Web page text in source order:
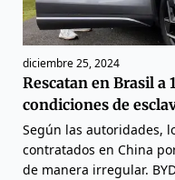
diciembre 25, 2024
Rescatan en Brasil a
condiciones de
Según las autoridades,
contratados en China
de manera irregular.